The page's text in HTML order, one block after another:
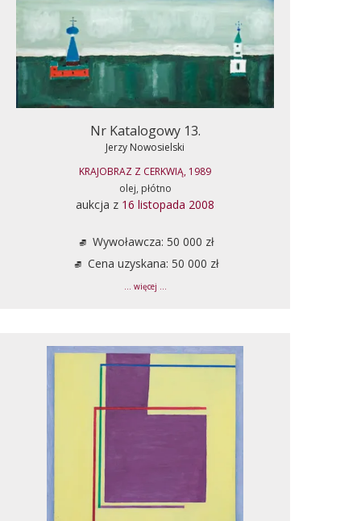
Nr Katalogowy 13.
Jerzy Nowosielski
KRAJOBRAZ Z CERKWIĄ, 1989
olej, płótno
aukcja z 16 listopada 2008
Wywoławcza: 50 000 zł
Cena uzyskana: 50 000 zł
... więcej ...